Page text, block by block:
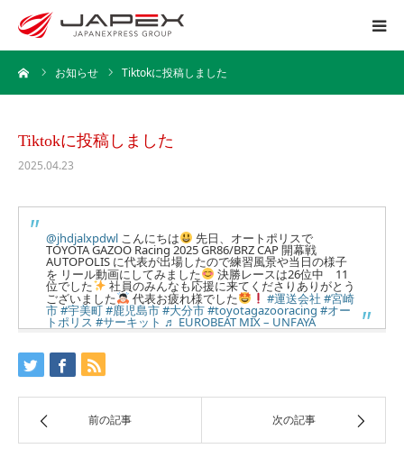
お知らせ Tiktokに投稿しました
Tiktokに投稿しました
2025.04.23
@jhdjalxpdwl こんにちは 先日、オートポリスで
TOYOTA GAZOO Racing 2025 GR86/BRZ CAP 開幕戦
AUTOPOLIS に代表が出場したので練習風景や当日の様子
を リール動画にしてみました 決勝レースは26位中 11
位でした 社員のみんなも応援に来てくださりありがとう
ございました 代表お疲れ様でした #運送会社 #宮崎
市#宇美町#鹿児島市#大分市#toyotagazooracing #オー
トポリス #サーキット ♬ EUROBEAT MIX – UNFAYA
前の記事 次の記事
ホーム
保管事業
企業情報
採用情報